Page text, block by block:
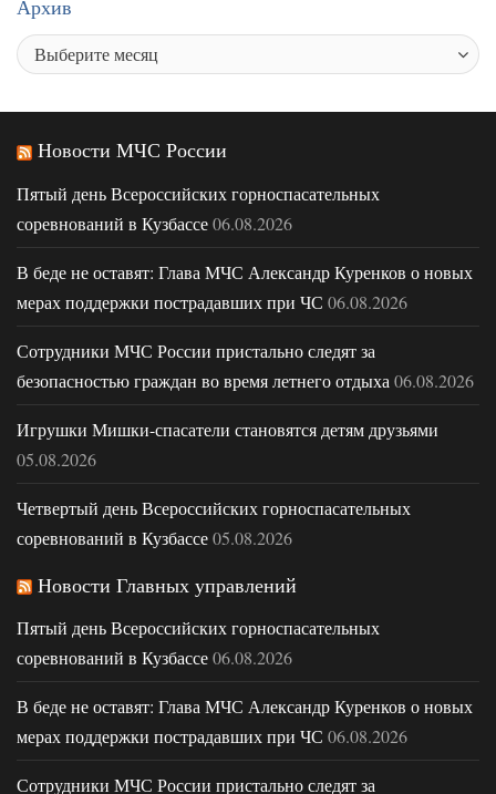
Архив
Новости МЧС России
Пятый день Всероссийских горноспасательных
соревнований в Кузбассе06.08.2026
В беде не оставят: Глава МЧС Александр Куренков о новых
мерах поддержки пострадавших при ЧС 06.08.2026
Сотрудники МЧС России пристально следят за
безопасностью граждан во время летнего отдыха 06.08.2026
Игрушки Мишки-спасатели становятся детям друзьями
05.08.2026
Четвертый день Всероссийских горноспасательных
соревнований в Кузбассе05.08.2026
Новости Главных управлений
Пятый день Всероссийских горноспасательных
соревнований в Кузбассе06.08.2026
В беде не оставят: Глава МЧС Александр Куренков о новых
мерах поддержки пострадавших при ЧС 06.08.2026
Сотрудники МЧС России пристально следят за